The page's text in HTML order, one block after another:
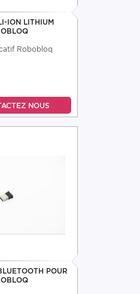
ION LITHIUM
Robobloq
POUR